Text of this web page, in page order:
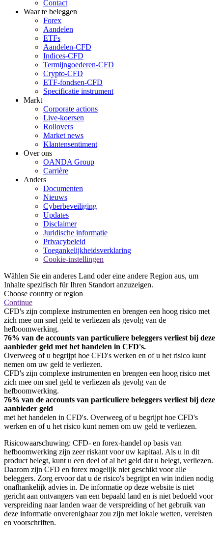
Contact
Waar te beleggen
Forex
Aandelen
ETFs
Aandelen-CFD
Indices-CFD
Termijngoederen-CFD
Crypto-CFD
ETF-fondsen-CFD
Specificatie instrument
Markt
Corporate actions
Live-koersen
Rollovers
Market news
Klantensentiment
Over ons
OANDA Group
Carrière
Anders
Documenten
Nieuws
Cyberbeveiliging
Updates
Disclaimer
Juridische informatie
Privacybeleid
Toegankelijkheidsverklaring
Cookie-instellingen
Wählen Sie ein anderes Land oder eine andere Region aus, um
Inhalte spezifisch für Ihren Standort anzuzeigen.
Choose country or region
Continue
CFD's zijn complexe instrumenten en brengen een hoog risico met
zich mee om snel geld te verliezen als gevolg van de
hefboomwerking.
76% van de accounts van particuliere beleggers verliest bij deze
aanbieder geld met het handelen in CFD's.
Overweeg of u begrijpt hoe CFD's werken en of u het risico kunt
nemen om uw geld te verliezen.
CFD's zijn complexe instrumenten en brengen een hoog risico met
zich mee om snel geld te verliezen als gevolg van de
hefboomwerking.
76% van de accounts van particuliere beleggers verliest bij deze
aanbieder geld
met het handelen in CFD's. Overweeg of u begrijpt hoe CFD's
werken en of u het risico kunt nemen om uw geld te verliezen.
Risicowaarschuwing: CFD- en forex-handel op basis van
hefboomwerking zijn zeer riskant voor uw kapitaal. Als u in dit
product belegt, kunt u een deel of al het geld dat u belegt, verliezen.
Daarom zijn CFD en forex mogelijk niet geschikt voor alle
beleggers. Zorg ervoor dat u de risico's begrijpt en win indien nodig
onafhankelijk advies in. De informatie op deze website is niet
gericht aan ontvangers van een bepaald land en is niet bedoeld voor
verspreiding naar landen waar de verspreiding of het gebruik van
deze informatie onverenigbaar zou zijn met lokale wetten, vereisten
en voorschriften.